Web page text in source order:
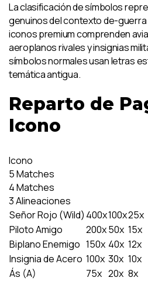
La clasificación de símbolos
genuinos del contexto de-
iconos premium comprenden
aeroplanos rivales y insignias
símbolos normales usan letras
temática antigua.
Reparto de
Icono
Icono
5 Matches
4 Matches
3 Alineaciones
Señor Rojo (Wild) 400x100x25x
Piloto Amigo
200x50x 15x
Biplano Enemigo 150x 40x 12x
Insignia de Acero 100x 30x 10x
Ás (A)
75x 20x 8x